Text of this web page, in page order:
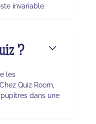
invariable.
?
les
Quiz Room,
dans une